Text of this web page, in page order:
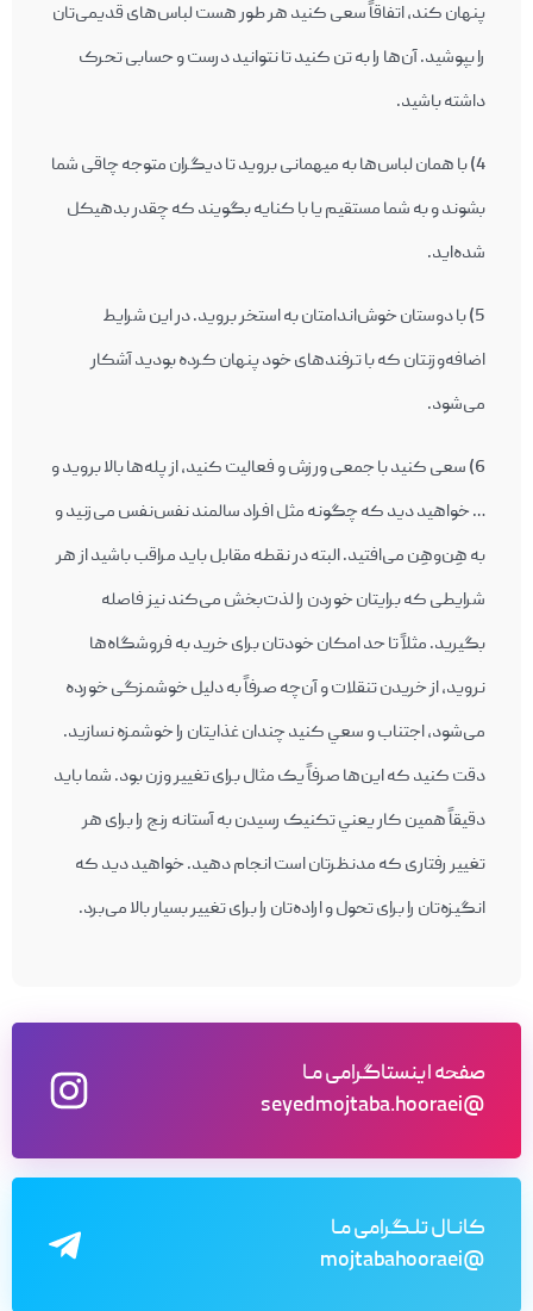
پنهان کند، اتفاقاً سعی کنيد هر طور هست لباس‌های قديمی‌تان
را بپوشيد. آن‌ها را به تن کنيد تا نتوانيد درست و حسابی تحرک
داشته باشيد.
4) با همان لباس‌ها به ميهمانی برويد تا ديگران متوجه چاقی شما
بشوند و به شما مستقيم يا با کنايه بگويند که چقدر بدهيکل
شده‌ايد.
5) با دوستان خوش‌اندامتان به استخر برويد. در اين شرايط
اضافه‌وزنتان که با ترفندهای خود پنهان کرده بوديد آشکار
می‌شود.
6) سعی کنيد با جمعی ورزش و فعاليت کنيد، از پله‌ها بالا برويد و
… خواهيد ديد که چگونه مثل افراد سالمند نفس‌نفس می‌زنيد و
به هِن‌وهِن می‌افتيد. البته در نقطه مقابل بايد مراقب باشيد از هر
شرايطی که برايتان خوردن را لذت‌بخش می‌کند نيز فاصله
بگيريد. مثلاً تا حد امکان خودتان برای خريد به فروشگاه‌ها
نرويد، از خريدن تنقلات و آن‌چه صرفاً به دليل خوشمزگی خورده
می‌شود، اجتناب و سعي کنيد چندان غذايتان را خوشمزه نسازيد.
دقت کنيد که اين‌ها صرفاً يک مثال برای تغيير وزن بود. شما بايد
دقيقاً همين کار يعني تکنيک رسيدن به آستانه رنج را برای هر
تغيير رفتاری که مدنظرتان است انجام دهيد. خواهيد ديد که
انگيزه‌تان را برای تحول و اراده‌تان را برای تغيير بسيار بالا می‌برد.
صفحه اینستاگرامی مـا
@seyedmojtaba.hooraei
کانـال تلـگرامی مـا
@mojtabahooraei